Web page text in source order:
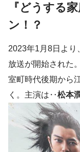
『どうする
ン！？
2023年1月8日より
放送が開始された。
室町時代後期から
く。主演は‥松本